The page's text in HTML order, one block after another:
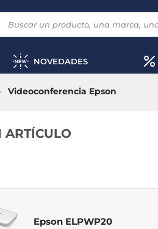
NOVEDADES
Videoconferencia Epson
ARTÍCULO
Epson ELPWP20